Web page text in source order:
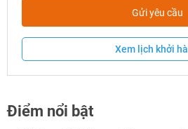
Gửi yêu cầu
Xem lịch khởi
Điểm nổi bật